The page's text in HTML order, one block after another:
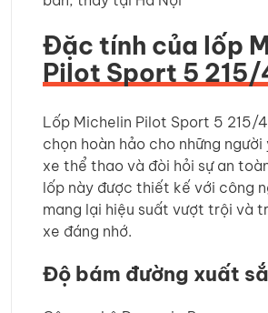
Đặc tính của lốp
Pilot Sport 5 215/
Lốp Michelin Pilot Sport 5 215/
chọn hoàn hảo cho những
xe thể thao và đòi hỏi sự an
lốp này được thiết kế với công
mang lại hiệu suất vượt trội và
xe đáng nhớ.
Độ bám đường xuất